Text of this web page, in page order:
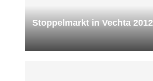
Stoppelmarkt in Vechta 2012